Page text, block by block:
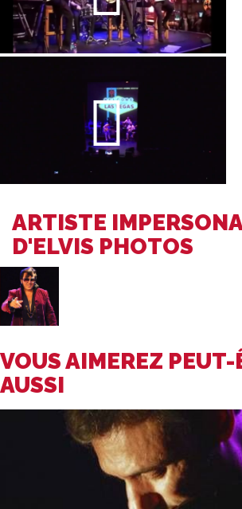
ARTISTE
D'ELVIS PHOTOS
VOUS AIMEREZ PEUT-
AUSSI